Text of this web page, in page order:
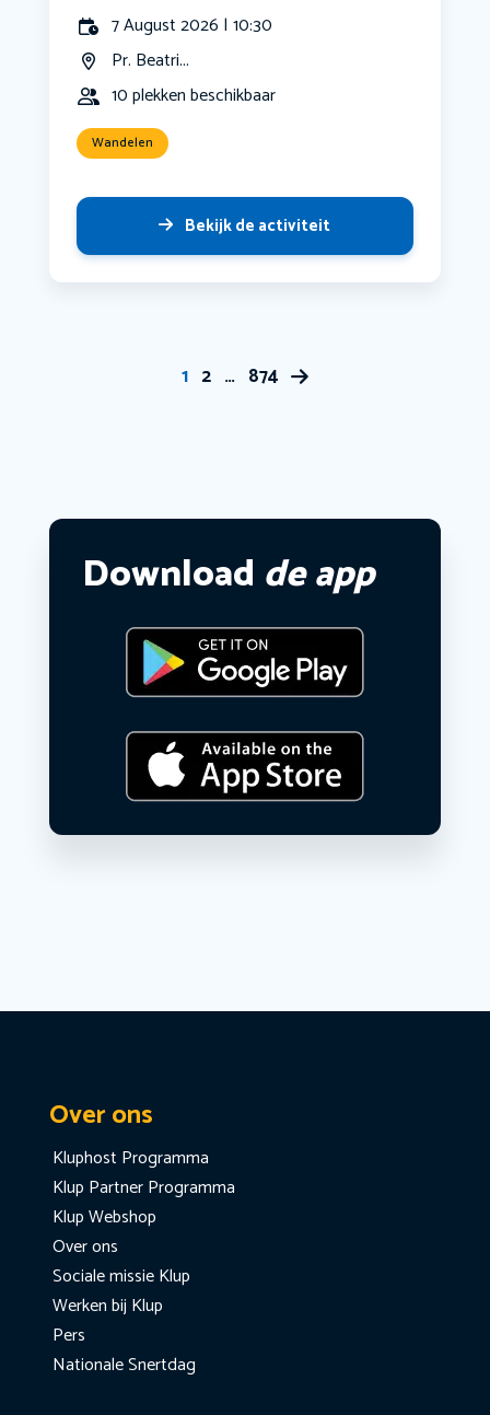
7 August 2026 | 10:30
Pr. Beatri...
10 plekken beschikbaar
Wandelen
Bekijk de activiteit
1 2 … 874
Download de app
Over ons
Kluphost Programma
Klup Partner Programma
Klup Webshop
Over ons
Sociale missie Klup
Werken bij Klup
Pers
Nationale Snertdag